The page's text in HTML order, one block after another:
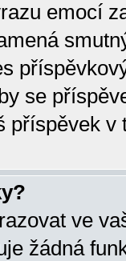
emocí
se
příspěvek v
ve
žádná